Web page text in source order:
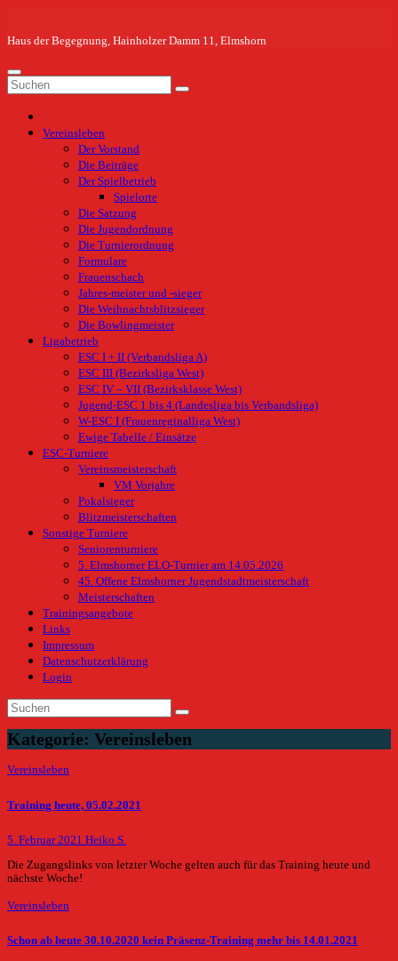
springen
Haus der Begegnung, Hainholzer Damm 11, Elmshorn
Vereinsleben
Der Vorstand
Die Beiträge
Der Spielbetrieb
Spielorte
Die Satzung
Die Jugendordnung
Die Turnierordnung
Formulare
Frauenschach
Jahres-meister und -sieger
Die Weihnachtsblitzsieger
Die Bowlingmeister
Ligabetrieb
ESC I + II (Verbandsliga A)
ESC III (Bezirksliga West)
ESC IV – VII (Bezirksklasse West)
Jugend-ESC 1 bis 4 (Landesliga bis Verbandsliga)
W-ESC I (Frauenreginalliga West)
Ewige Tabelle / Einsätze
ESC-Turniere
Vereinsmeisterschaft
VM Vorjahre
Pokalsieger
Blitzmeisterschaften
Sonstige Turniere
Seniorenturniere
5. Elmshorner ELO-Turnier am 14.05.2026
45. Offene Elmshorner Jugendstadtmeisterschaft
Meisterschaften
Trainingsangebote
Links
Impressum
Datenschutzerklärung
Login
Kategorie: Vereinsleben
Vereinsleben
Training heute, 05.02.2021
5. Februar 2021 Heiko S.
Die Zugangslinks von letzter Woche gelten auch für das Training heute und
nächste Woche!
Vereinsleben
Schon ab heute 30.10.2020 kein Präsenz-Training mehr bis 14.01.2021